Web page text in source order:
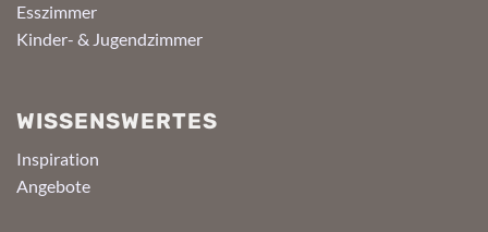
Esszimmer
Kinder- & Jugendzimmer
WISSENSWERTES
Inspiration
Angebote